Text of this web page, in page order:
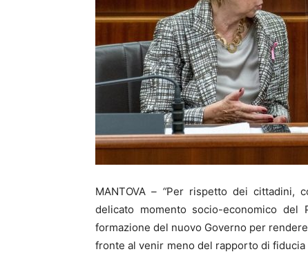
MANTOVA – “Per rispetto dei cittadini,
delicato momento socio-economico
formazione del nuovo Governo per
fronte al venir meno del rapporto di